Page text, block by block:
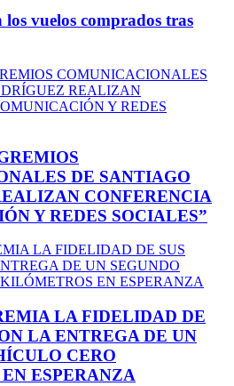
los vuelos comprados tras
DE SANTIAGO
CONFERENCIA
Y REDES SOCIALES”
LA FIDELIDAD DE
LA ENTREGA DE UN
CERO
ESPERANZA